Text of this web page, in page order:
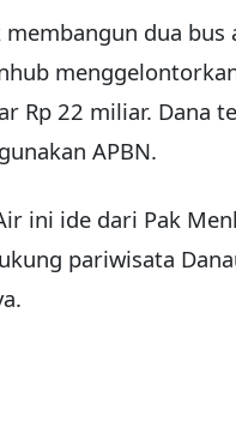
membangun dua bus
Rp 22 miliar. Dana
APBN.
ini ide dari Pak
pariwisata